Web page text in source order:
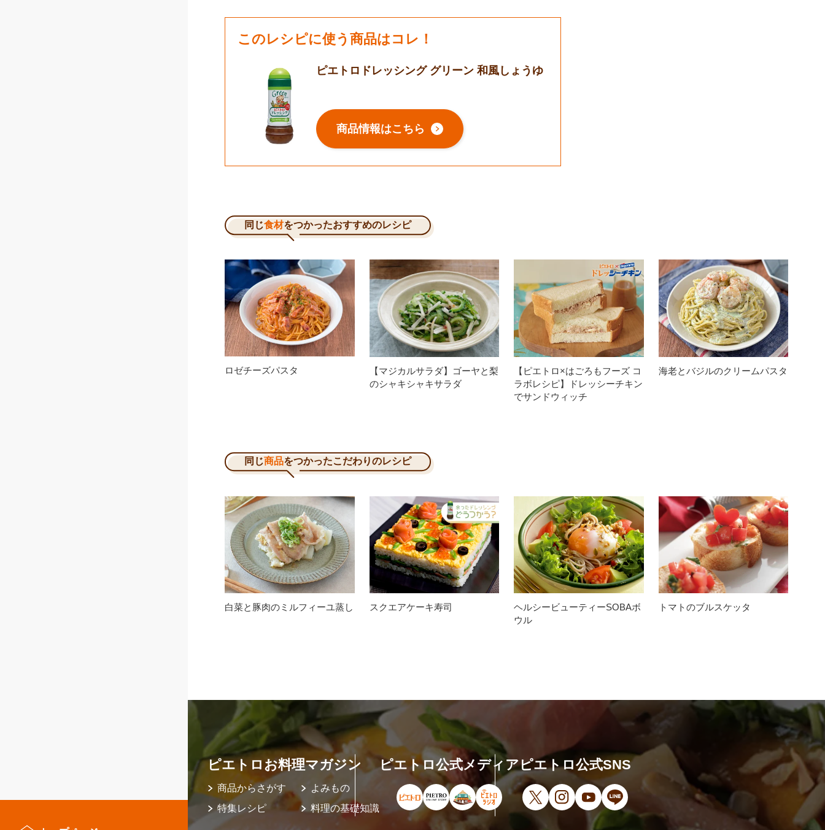
このレシピに使う商品はコレ！
ピエトロドレッシング グリーン 和風しょうゆ
商品情報はこちら
同じ食材をつかったおすすめのレシピ
ロゼチーズパスタ
【マジカルサラダ】ゴーヤと梨
のシャキシャキサラダ
【ピエトロ×はごろもフーズ コ
ラボレシピ】ドレッシーチキン
でサンドウィッチ
海老とバジルのクリームパスタ
同じ商品をつかったこだわりのレシピ
白菜と豚肉のミルフィーユ蒸し スクエアケーキ寿司
ヘルシービューティーSOBAボ
ウル
トマトのブルスケッタ
ピエトロお料理マガジン
商品からさがす
特集レシピ
よみもの
料理の基礎知識
ピエトロ公式メディア
ピエトロ公式サイト（新しいウィンドウで開きます）
ピエトロオンラインストア（新しいウィンドウで開きます）
ピエトロホームタウン（新しいウィンドウで開きます）
ピエトロラジオ（新しいウィンドウで開きます）
ピエトロ公式SNS
X（新しいウィンドウで開きます）
Instagram（新しいウィンドウで開きます）
YouTube（新しいウィンドウで開きます）
LINE（新しいウィンドウで開きます）